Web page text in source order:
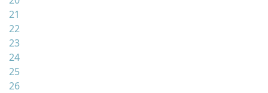
21
22
23
24
25
26